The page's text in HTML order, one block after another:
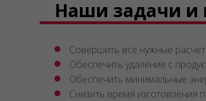
Наши задачи и
Совершить все нужные
Обеспечить удаление с
Обеспечить минимальные
Снизить время изготовления